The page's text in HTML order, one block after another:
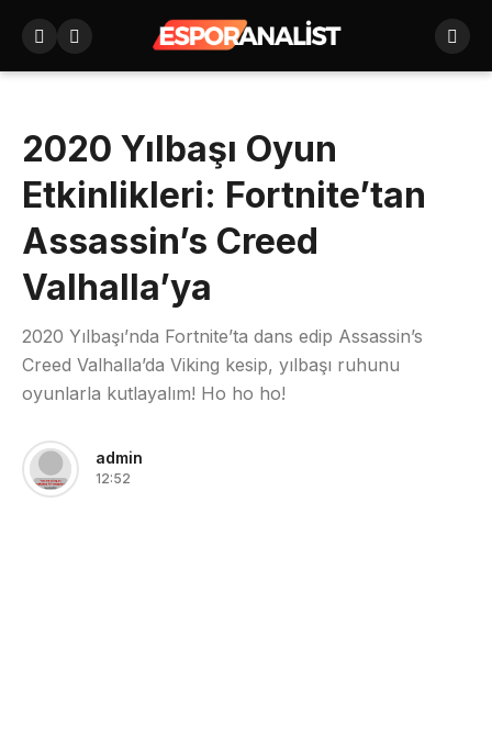
2020 Yılbaşı Oyun
Etkinlikleri: Fortnite’tan
Assassin’s Creed
Valhalla’ya
2020 Yılbaşı’nda Fortnite’ta dans edip Assassin’s
Creed Valhalla’da Viking kesip, yılbaşı ruhunu
oyunlarla kutlayalım! Ho ho ho!
admin
12:52